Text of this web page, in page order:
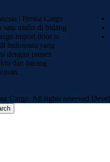
| Pressa Cargo
satu usaha di bidang
import door to
Indonesia yang
dengan proses
dan barang
Cargo. All rights reserved